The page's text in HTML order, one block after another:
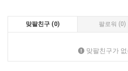
맞팔친구 (0) 팔로워 (0)
맞팔친구가 없